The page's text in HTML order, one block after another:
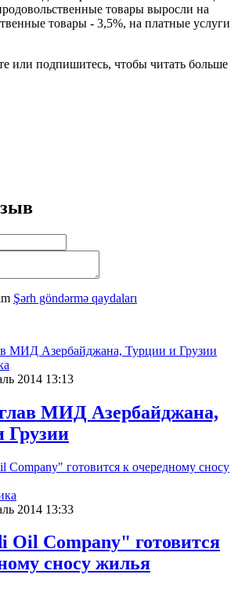
товары выросли на
товары - 3,5%, на платные услуги
или подпишитесь, чтобы читать больше
Şərh göndərmə qaydaları
2014 13:13
МИД Азербайджана,
Грузии
2014 13:33
Oil Company" готовится
сносу жилья